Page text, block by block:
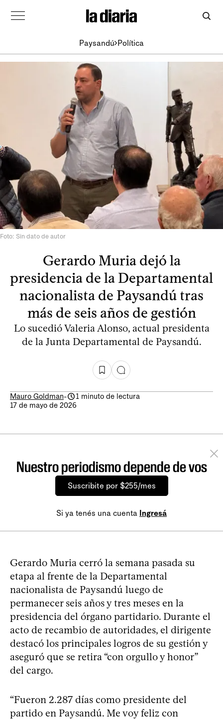
Paysandú Política
Foto: Sin dato de autor
Gerardo Muria dejó la
presidencia de la Departamental
nacionalista de Paysandú tras
más de seis años de gestión
Lo sucedió Valeria Alonso, actual presidenta
de la Junta Departamental de Paysandú.
Mauro Goldman-
1 minuto de lectura
17 de mayo de 2026
Nuestro periodismo depende de vos
Suscribite por $255/mes
Si ya tenés una cuenta Ingresá
Gerardo Muria cerró la semana pasada su
etapa al frente de la Departamental
nacionalista de Paysandú luego de
permanecer seis años y tres meses en la
presidencia del órgano partidario. Durante el
acto de recambio de autoridades, el dirigente
destacó los principales logros de su gestión y
aseguró que se retira “con orgullo y honor”
del cargo.
“Fueron 2.287 días como presidente del
partido en Paysandú. Me voy feliz con